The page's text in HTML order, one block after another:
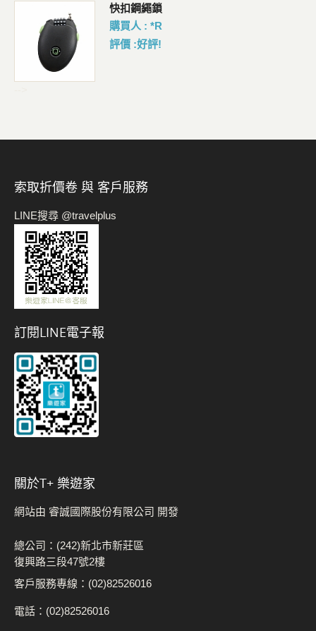
快扣鋼繩鎖
購買人 : *R
評價 :好評!
索取折價卷 與 客戶服務
LINE搜尋 @travelplus
訂閱LINE電子報
關於t+ 樂遊家
網站由 睿誠國際股份有限公司 開發
總公司：(242)新北市新莊區
復興路三段47號2樓
客戶服務專線：(02)82526016
電話：(02)82526016